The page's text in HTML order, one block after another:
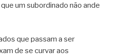
um subordinado não ande
que passam a ser
de se curvar aos